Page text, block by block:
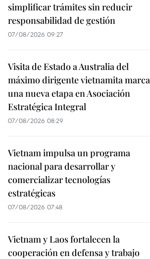
simplificar trámites sin reducir
responsabilidad de gestión
07/08/2026 09:27
Visita de Estado a Australia del
máximo dirigente vietnamita marca
una nueva etapa en Asociación
Estratégica Integral
07/08/2026 08:29
Vietnam impulsa un programa
nacional para desarrollar y
comercializar tecnologías
estratégicas
07/08/2026 07:48
Vietnam y Laos fortalecen la
cooperación en defensa y trabajo